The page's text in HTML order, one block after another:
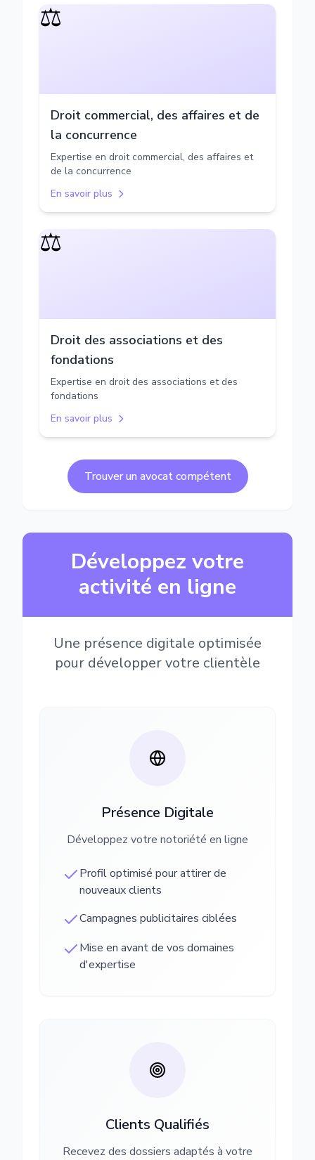
⚖️
Droit commercial, des affaires et de
la concurrence
Expertise en droit commercial, des affaires et
de la concurrence
En savoir plus
⚖️
Droit des associations et des
fondations
Expertise en droit des associations et des
fondations
En savoir plus
Trouver un avocat compétent
Développez votre
activité en ligne
Une présence digitale optimisée
pour développer votre clientèle
Présence Digitale
Développez votre notoriété en ligne
Profil optimisé pour attirer de
nouveaux clients
Campagnes publicitaires ciblées
Mise en avant de vos domaines
d'expertise
Clients Qualifiés
Recevez des dossiers adaptés à votre